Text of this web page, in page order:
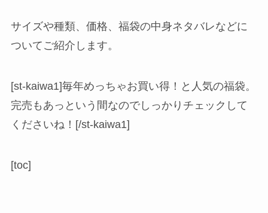
サイズや種類、価格、福袋の中身ネタバレなどに
ついてご紹介します。
[st-kaiwa1]毎年めっちゃお買い得！と人気の福袋。
完売もあっという間なのでしっかりチェックして
くださいね！[/st-kaiwa1]
[toc]